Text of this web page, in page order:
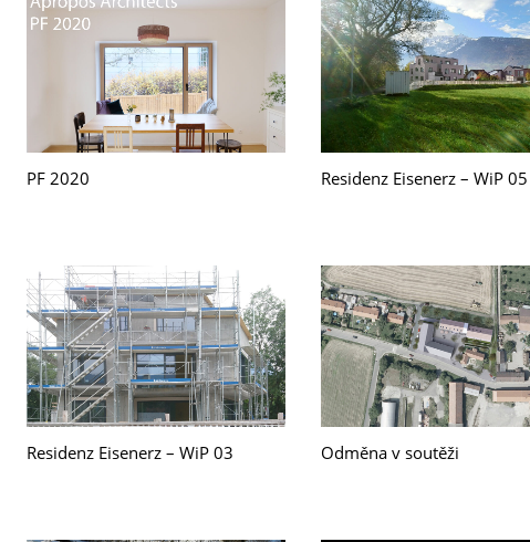
PF 2020 Residenz Eisenerz – WiP 05
Residenz Eisenerz – WiP 03 Odměna v soutěži